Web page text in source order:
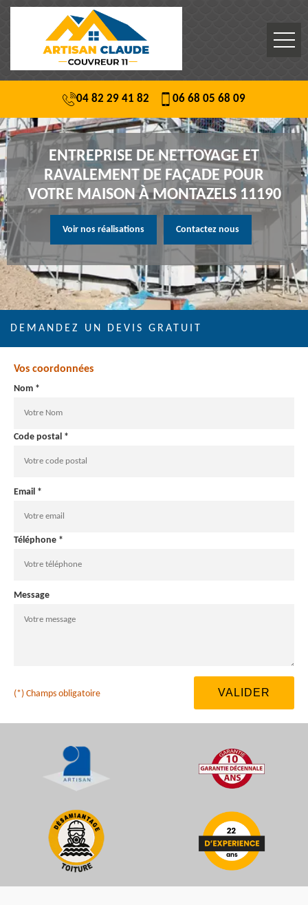
04 82 29 41 82 06 68 05 68 09
ENTREPRISE DE NETTOYAGE ET
RAVALEMENT DE FAÇADE POUR
VOTRE MAISON À MONTAZELS 11190
Voir nos réalisations Contactez nous
DEMANDEZ UN DEVIS GRATUIT
Vos coordonnées
Nom *
Code postal *
Email *
Téléphone *
Message
(*) Champs obligatoire